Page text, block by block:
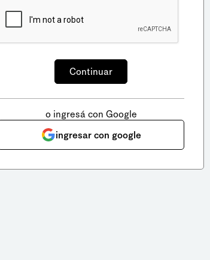
o ingresá con Google
ingresar con google